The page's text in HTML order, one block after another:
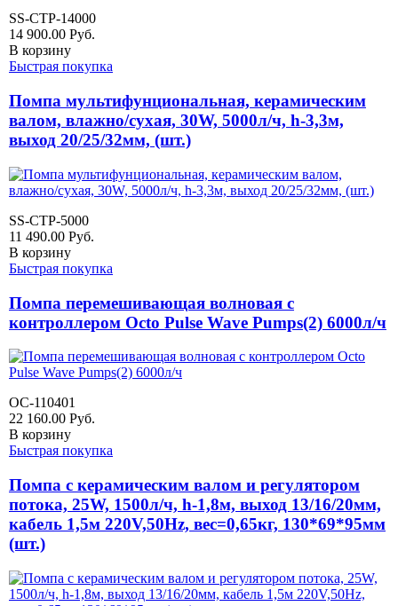
SS-CTP-14000
14 900.00 Руб.
В корзину
Быстрая покупка
Помпа мультифунциональная, керамическим
валом, влажно/сухая, 30W, 5000л/ч, h-3,3м,
выход 20/25/32мм, (шт.)
SS-CTP-5000
11 490.00 Руб.
В корзину
Быстрая покупка
Помпа перемешивающая волновая с
контроллером Octo Pulse Wave Pumps(2) 6000л/ч
OC-110401
22 160.00 Руб.
В корзину
Быстрая покупка
Помпа с керамическим валом и регулятором
потока, 25W, 1500л/ч, h-1,8м, выход 13/16/20мм,
кабель 1,5м 220V,50Hz, вес=0,65кг, 130*69*95мм
(шт.)